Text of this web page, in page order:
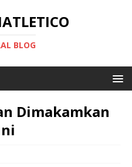
BLOG
Dimakamkan